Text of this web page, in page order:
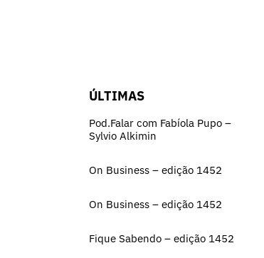
ÚLTIMAS
Pod.Falar com Fabíola Pupo –
Sylvio Alkimin
On Business – edição 1452
On Business – edição 1452
Fique Sabendo – edição 1452